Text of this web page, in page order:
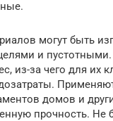
могут быть
и пустотными.
из-за чего для их
домов и
прочность. Не